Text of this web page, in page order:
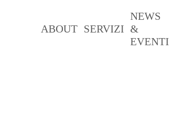
ABOUT SERVIZI
NEWS
&
EVENTI